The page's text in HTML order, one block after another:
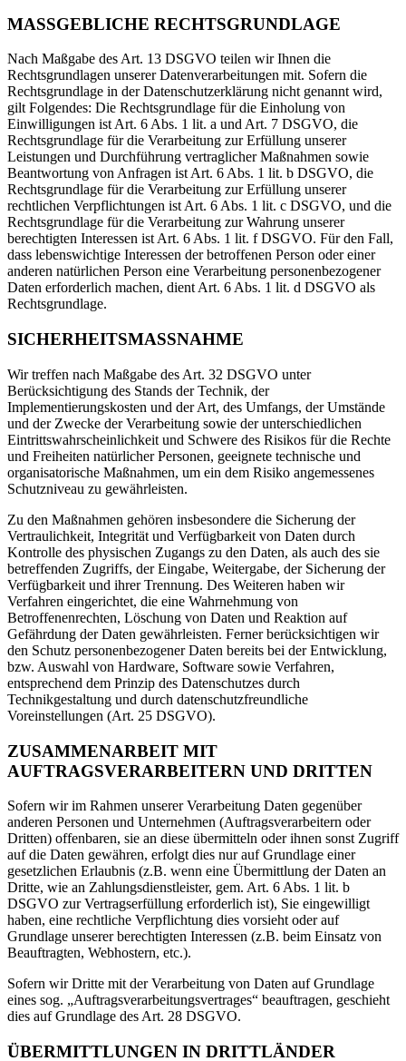
MASSGEBLICHE RECHTSGRUNDLAGE
Nach Maßgabe des Art. 13 DSGVO teilen wir Ihnen die
Rechtsgrundlagen unserer Datenverarbeitungen mit. Sofern die
Rechtsgrundlage in der Datenschutzerklärung nicht genannt wird,
gilt Folgendes: Die Rechtsgrundlage für die Einholung von
Einwilligungen ist Art. 6 Abs. 1 lit. a und Art. 7 DSGVO, die
Rechtsgrundlage für die Verarbeitung zur Erfüllung unserer
Leistungen und Durchführung vertraglicher Maßnahmen sowie
Beantwortung von Anfragen ist Art. 6 Abs. 1 lit. b DSGVO, die
Rechtsgrundlage für die Verarbeitung zur Erfüllung unserer
rechtlichen Verpflichtungen ist Art. 6 Abs. 1 lit. c DSGVO, und die
Rechtsgrundlage für die Verarbeitung zur Wahrung unserer
berechtigten Interessen ist Art. 6 Abs. 1 lit. f DSGVO. Für den Fall,
dass lebenswichtige Interessen der betroffenen Person oder einer
anderen natürlichen Person eine Verarbeitung personenbezogener
Daten erforderlich machen, dient Art. 6 Abs. 1 lit. d DSGVO als
Rechtsgrundlage.
SICHERHEITSMASSNAHME
Wir treffen nach Maßgabe des Art. 32 DSGVO unter
Berücksichtigung des Stands der Technik, der
Implementierungskosten und der Art, des Umfangs, der Umstände
und der Zwecke der Verarbeitung sowie der unterschiedlichen
Eintrittswahrscheinlichkeit und Schwere des Risikos für die Rechte
und Freiheiten natürlicher Personen, geeignete technische und
organisatorische Maßnahmen, um ein dem Risiko angemessenes
Schutzniveau zu gewährleisten.
Zu den Maßnahmen gehören insbesondere die Sicherung der
Vertraulichkeit, Integrität und Verfügbarkeit von Daten durch
Kontrolle des physischen Zugangs zu den Daten, als auch des sie
betreffenden Zugriffs, der Eingabe, Weitergabe, der Sicherung der
Verfügbarkeit und ihrer Trennung. Des Weiteren haben wir
Verfahren eingerichtet, die eine Wahrnehmung von
Betroffenenrechten, Löschung von Daten und Reaktion auf
Gefährdung der Daten gewährleisten. Ferner berücksichtigen wir
den Schutz personenbezogener Daten bereits bei der Entwicklung,
bzw. Auswahl von Hardware, Software sowie Verfahren,
entsprechend dem Prinzip des Datenschutzes durch
Technikgestaltung und durch datenschutzfreundliche
Voreinstellungen (Art. 25 DSGVO).
ZUSAMMENARBEIT MIT
AUFTRAGSVERARBEITERN UND DRITTEN
Sofern wir im Rahmen unserer Verarbeitung Daten gegenüber
anderen Personen und Unternehmen (Auftragsverarbeitern oder
Dritten) offenbaren, sie an diese übermitteln oder ihnen sonst Zugriff
auf die Daten gewähren, erfolgt dies nur auf Grundlage einer
gesetzlichen Erlaubnis (z.B. wenn eine Übermittlung der Daten an
Dritte, wie an Zahlungsdienstleister, gem. Art. 6 Abs. 1 lit. b
DSGVO zur Vertragserfüllung erforderlich ist), Sie eingewilligt
haben, eine rechtliche Verpflichtung dies vorsieht oder auf
Grundlage unserer berechtigten Interessen (z.B. beim Einsatz von
Beauftragten, Webhostern, etc.).
Sofern wir Dritte mit der Verarbeitung von Daten auf Grundlage
eines sog. „Auftragsverarbeitungsvertrages“ beauftragen, geschieht
dies auf Grundlage des Art. 28 DSGVO.
ÜBERMITTLUNGEN IN DRITTLÄNDER